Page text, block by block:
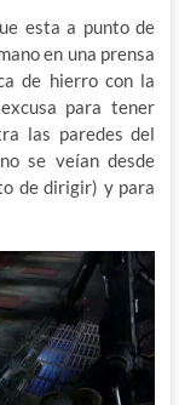
esta a punto de
en una prensa
de hierro con la
para tener
las paredes del
se veían desde
de dirigir) y para